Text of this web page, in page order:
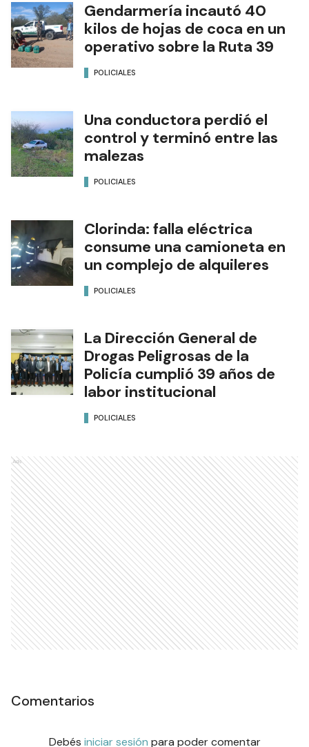
Gendarmería incautó 40
kilos de hojas de coca en un
operativo sobre la Ruta 39
POLICIALES
Una conductora perdió el
control y terminó entre las
malezas
POLICIALES
Clorinda: falla eléctrica
consume una camioneta en
un complejo de alquileres
POLICIALES
La Dirección General de
Drogas Peligrosas de la
Policía cumplió 39 años de
labor institucional
POLICIALES
Ads
Comentarios
Debés iniciar sesión para poder comentar